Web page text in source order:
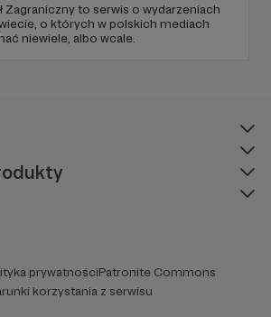
Zagraniczny to serwis o wydarzeniach
o których w polskich mediach
niewiele, albo wcale.
prywatnościPatronite Commons
korzystania z serwisu